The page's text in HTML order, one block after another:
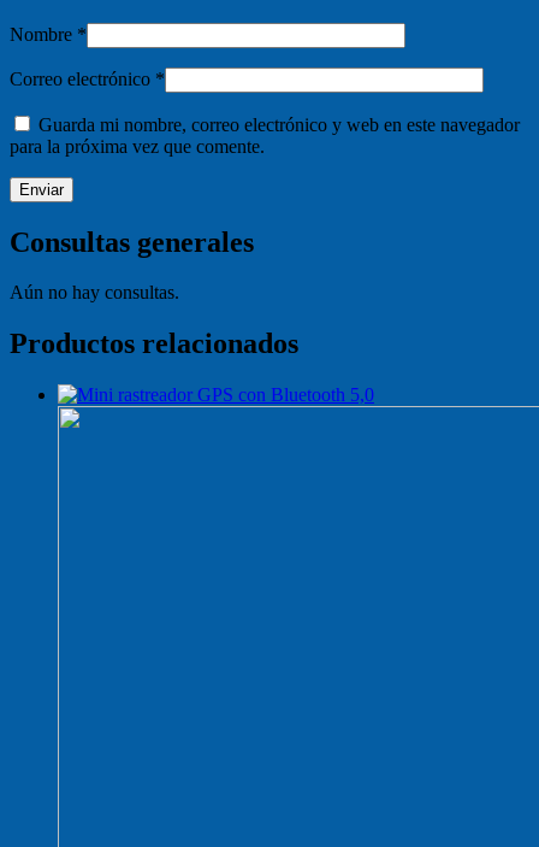
Nombre *
Correo electrónico *
Guarda mi nombre, correo electrónico y web en este navegador
para la próxima vez que comente.
Consultas generales
Aún no hay consultas.
Productos relacionados